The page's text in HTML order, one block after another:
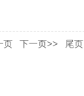
页 下一页>> 尾页